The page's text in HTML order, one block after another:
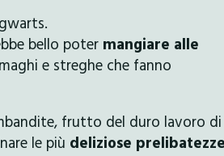
bello poter mangiare alle
e streghe che fanno
frutto del duro lavoro di
le più deliziose